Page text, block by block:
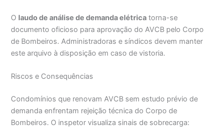
O laudo de análise de demanda elétrica torna-se
documento oficioso para aprovação do AVCB pelo Corpo
de Bombeiros. Administradoras e síndicos devem manter
este arquivo à disposição em caso de vistoria.
Riscos e Consequências
Condomínios que renovam AVCB sem estudo prévio de
demanda enfrentam rejeição técnica do Corpo de
Bombeiros. O inspetor visualiza sinais de sobrecarga: